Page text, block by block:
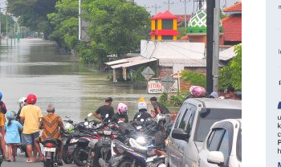
160 ribu sambungan baru
jaringan gas 2026